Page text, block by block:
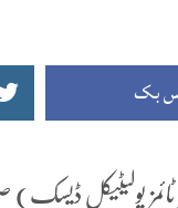
بک
پولیٹیکل ڈیسک)